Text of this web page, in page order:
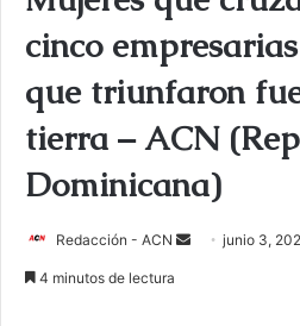
cinco
que triunfaron
tierra – ACN
Dominicana)
Redacción - ACN junio 3,
4 minutos de lectura